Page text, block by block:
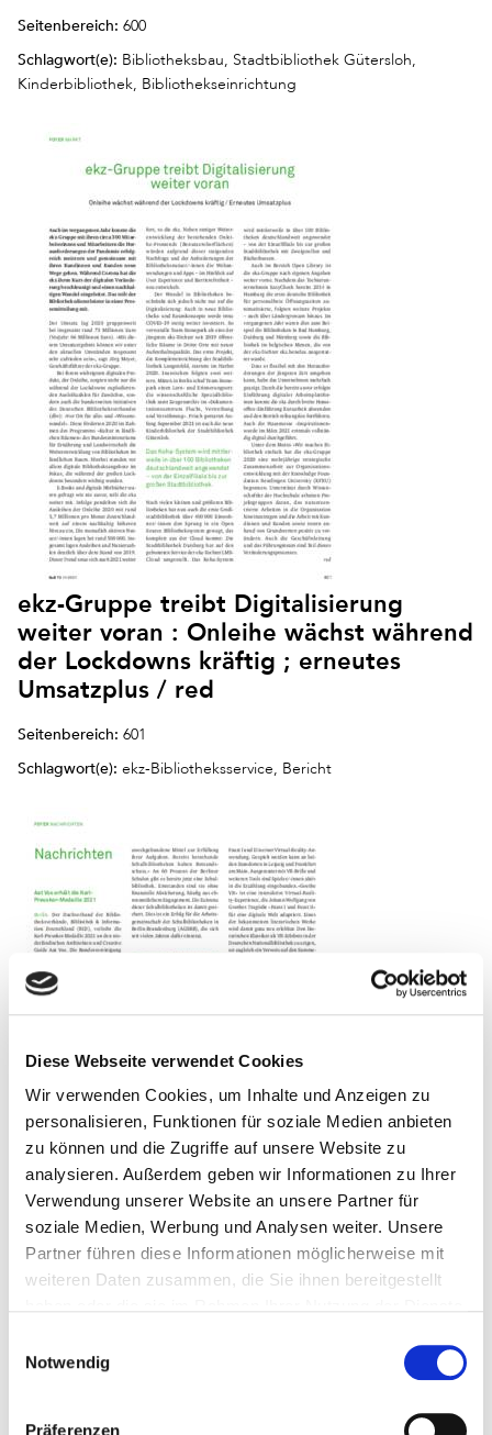
Diese Webseite verwendet Cookies
Wir verwenden Cookies, um Inhalte und Anzeigen zu
personalisieren, Funktionen für soziale Medien anbieten
zu können und die Zugriffe auf unsere Website zu
analysieren. Außerdem geben wir Informationen zu Ihrer
Verwendung unserer Website an unsere Partner für
soziale Medien, Werbung und Analysen weiter. Unsere
Partner führen diese Informationen möglicherweise mit
weiteren Daten zusammen, die Sie ihnen bereitgestellt
Notwendig
Präferenzen
Seitenbereich: 600
Schlagwort(e): Bibliotheksbau, Stadtbibliothek Gütersloh,
Kinderbibliothek, Bibliothekseinrichtung
ekz-Gruppe treibt Digitalisierung
weiter voran : Onleihe wächst während
der Lockdowns kräftig ; erneutes
Umsatzplus / red
Seitenbereich: 601
Schlagwort(e): ekz-Bibliotheksservice, Bericht
Nachrichten
Schlagwort(e):